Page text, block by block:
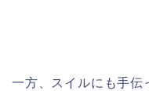
一方、スイルにも手伝